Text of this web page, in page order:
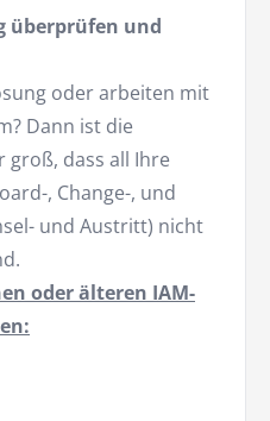
überprüfen und
oder arbeiten mit
Dann ist die
groß, dass all Ihre
, Change-, und
und Austritt) nicht
oder älteren IAM-